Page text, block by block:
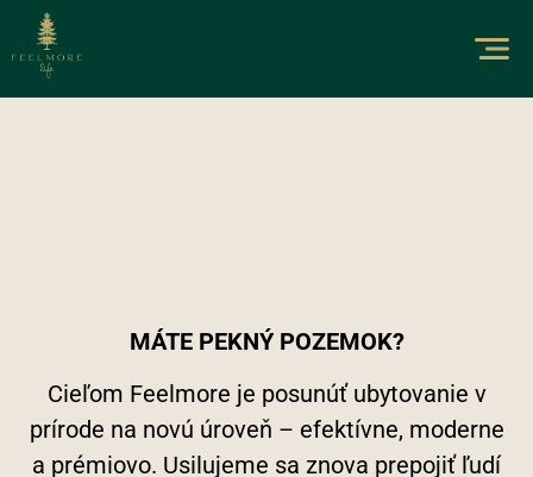
MÁTE PEKNÝ POZEMOK?
Cieľom Feelmore je posunúť ubytovanie v
prírode na novú úroveň – efektívne, moderne
a prémiovo. Usilujeme sa znova prepojiť ľudí